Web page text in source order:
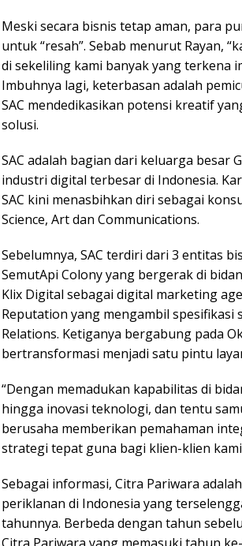
Meski secara bisnis tetap aman, para
untuk “resah”. Sebab menurut Rayan,
di sekeliling kami banyak yang terkena
Imbuhnya lagi, keterbasan adalah
SAC mendedikasikan potensi kreatif
solusi.
SAC adalah bagian dari keluarga besar
industri digital terbesar di Indonesia.
SAC kini menasbihkan diri sebagai
Science, Art dan Communications.
Sebelumnya, SAC terdiri dari 3 entitas
SemutApi Colony yang bergerak di
Klix Digital sebagai digital marketing
Reputation yang mengambil
Relations. Ketiganya bergabung pada
bertransformasi menjadi satu pintu
“Dengan memadukan kapabilitas di
hingga inovasi teknologi, dan tentu
berusaha memberikan pemahaman
strategi tepat guna bagi klien-klien
Sebagai informasi, Citra Pariwara
periklanan di Indonesia yang
tahunnya. Berbeda dengan tahun